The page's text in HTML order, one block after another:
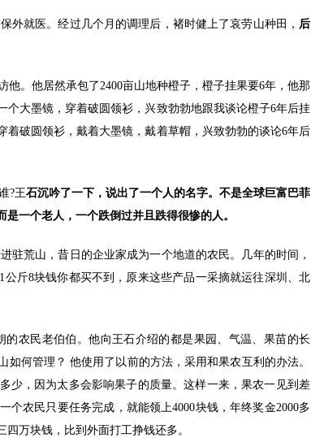
就医。经过几个月的调理后，褚时健上了哀劳山种田， 后
。他居然承包了2400亩山地种橙子，橙子挂果要6年，他那
个大墨镜，穿着破圆领衫，兴致勃勃地跟我谈论橙子6年后挂
破圆领衫，戴着大墨镜，戴着草帽，兴致勃勃的谈论6年后
?王石沉吟了一下，说出了一个人的名字。不是全球巨富巴菲
一个老人，一个跌倒过并且跌得很惨的人。
荒山，昔日的企业家成为一个地道的农民。几年的时间，
斤8块钱你都买不到，原来这些产品一采摘就运往深圳、北
农民老伯伯。他向王石介绍的都是果园、气温、果苗的长
何管理？ 他使用了以前的方法，采用和果农互利的办法。
少，因为太多会影响果子的质量。这样一来，果农一见到差
农民只要任务完成，就能领上4000块钱，年终奖金2000多
万块钱，比到外面打工挣钱还多。